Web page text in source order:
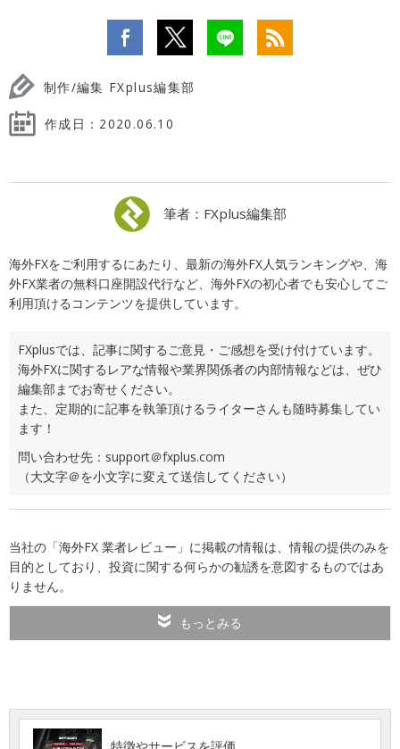
制作/編集 FXplus編集部
作成日： 2020.06.10
筆者：FXplus編集部
海外FXをご利用するにあたり、最新の海外FX人気ランキングや、海
外FX業者の無料口座開設代行など、海外FXの初心者でも安心してご
利用頂けるコンテンツを提供しています。
FXplusでは、記事に関するご意見・ご感想を受け付けています。
海外FXに関するレアな情報や業界関係者の内部情報などは、ぜひ
編集部までお寄せください。
また、定期的に記事を執筆頂けるライターさんも随時募集してい
ます！
問い合わせ先：support＠fxplus.com
（大文字＠を小文字に変えて送信してください）
当社の「海外FX 業者レビュー」に掲載の情報は、情報の提供のみを
目的としており、投資に関する何らかの勧誘を意図するものではあ
りません。
もっとみる